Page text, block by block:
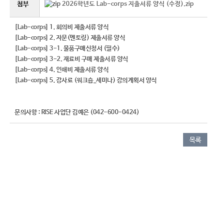
첨부 2026학년도 Lab-corps 지출서류 양식 (수정).zip
[Lab-corps] 1. 회의비 제출서류 양식
[Lab-corps] 2. 자문(멘토링) 제출서류 양식
[Lab-corps] 3-1. 물품구매신청서 (필수)
[Lab-corps] 3-2. 재료비 구매 제출서류 양식
[Lab-corps] 4. 인쇄비 제출서류 양식
[Lab-corps] 5. 강사료 (워크숍_세미나) 강의계획서 양식
문의사항 : RISE 사업단 김예은 (042-600-0424)
목록